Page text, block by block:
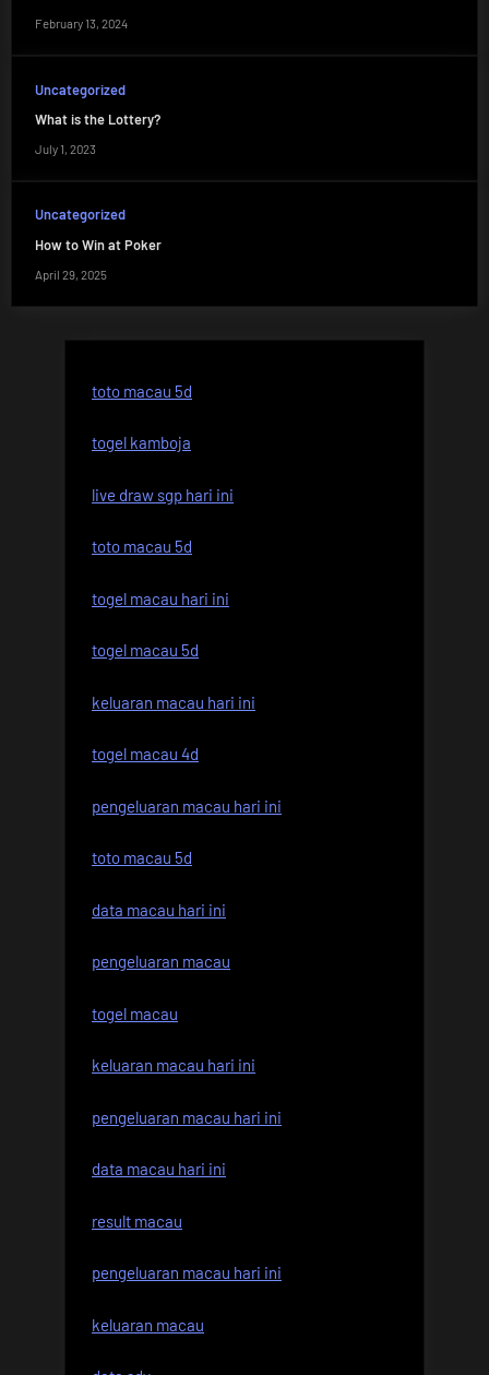
February 13, 2024
Uncategorized
What is the Lottery?
July 1, 2023
Uncategorized
How to Win at Poker
April 29, 2025
toto macau 5d
togel kamboja
live draw sgp hari ini
toto macau 5d
togel macau hari ini
togel macau 5d
keluaran macau hari ini
togel macau 4d
pengeluaran macau hari ini
toto macau 5d
data macau hari ini
pengeluaran macau
togel macau
keluaran macau hari ini
pengeluaran macau hari ini
data macau hari ini
result macau
pengeluaran macau hari ini
keluaran macau